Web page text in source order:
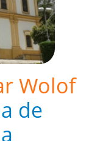
Wolof
de